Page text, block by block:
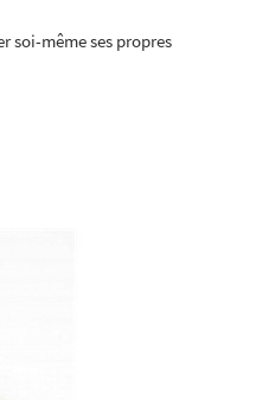
soi-même ses propres